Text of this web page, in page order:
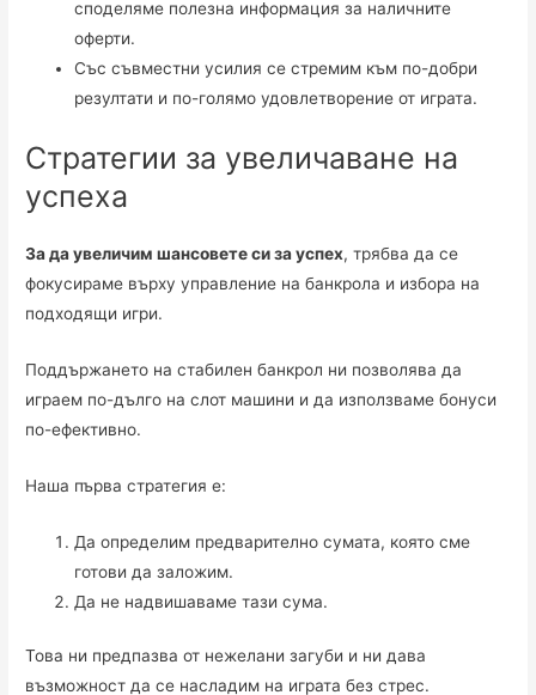
споделяме полезна информация за наличните
оферти.
Със съвместни усилия се стремим към по-добри
резултати и по-голямо удовлетворение от играта.
Стратегии за увеличаване на
успеха
За да увеличим шансовете си за успех, трябва да се
фокусираме върху управление на банкрола и избора на
подходящи игри.
Поддържането на стабилен банкрол ни позволява да
играем по-дълго на слот машини и да използваме бонуси
по-ефективно.
Наша първа стратегия е:
Да определим предварително сумата, която сме
готови да заложим.
Да не надвишаваме тази сума.
Това ни предпазва от нежелани загуби и ни дава
възможност да се насладим на играта без стрес.